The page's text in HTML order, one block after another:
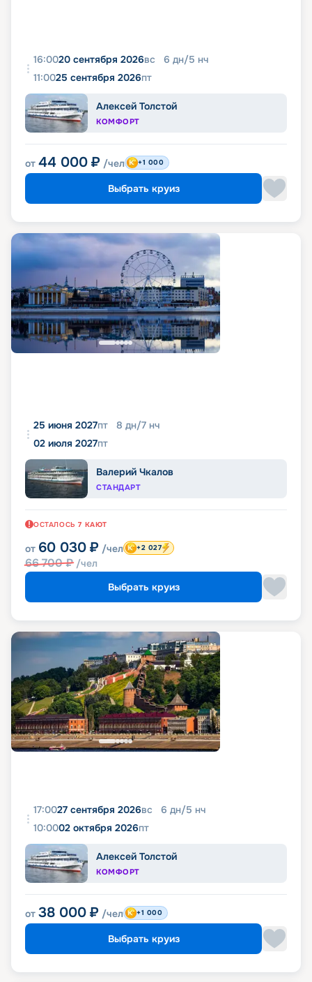
16:0020 сентября 2026вс 6 дн/5 нч
11:0025 сентября 2026пт
Алексей Толстой
КОМФОРТ
от 44 000 ₽ /чел +1 000
Выбрать круиз
25 июня 2027пт 8 дн/7 нч
02 июля 2027пт
Валерий Чкалов
СТАНДАРТ
ОСТАЛОСЬ 7 КАЮТ
от 60 030 ₽ /чел
66 700₽ /чел
+2 027
Выбрать круиз
17:0027 сентября 2026вс 6 дн/5 нч
10:0002 октября 2026пт
Алексей Толстой
КОМФОРТ
от 38 000 ₽ /чел +1 000
Выбрать круиз